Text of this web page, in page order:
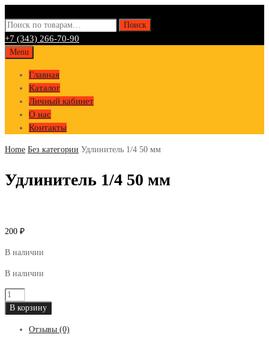
Искать: Поиск
+7 (343) 266-70-90
Skip
content
Menu
Главная
Каталог
Личный кабинет
О нас
Контакты
Home Без категории Удлинитель 1/4 50 мм
Удлинитель 1/4 50 мм
200 ₽
В наличии
В наличии
Количество
товара
В корзину
Отзывы (0)